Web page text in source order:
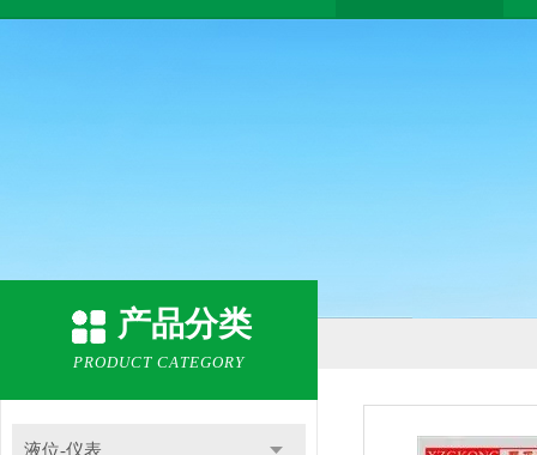
产品分类
PRODUCT CATEGORY
液位-仪表